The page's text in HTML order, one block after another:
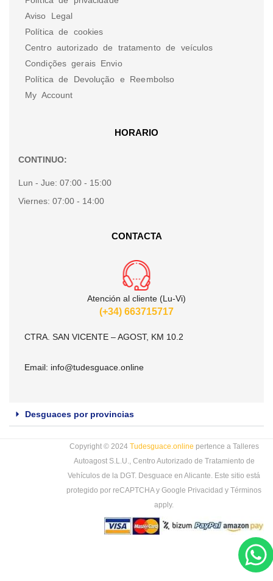
Aviso Legal
Política de cookies
Centro autorizado de tratamento de veículos
Condições gerais Envio
Política de Devolução e Reembolso
My Account
HORARIO
CONTINUO:
Lun - Jue: 07:00 - 15:00
Viernes: 07:00 - 14:00
CONTACTA
Atención al cliente (Lu-Vi)
(+34) 663715717
CTRA. SAN VICENTE – AGOST, KM 10.2
Email: info@tudesguace.online
Desguaces por provincias
Copyright © 2024 Tudesguace.online pertence a Talleres
Autoagost S.L.U., Centro Autorizado de Tratamiento de
Vehículos de la DGT. Desguace en Alicante. Este sitio está
protegido por reCAPTCHA y Google Privacidad y Términos
apply.